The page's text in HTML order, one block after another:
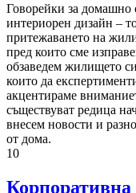
Говорейки за домашно
интериорен дизайн –
притежаването на
пред които сме
обзаведем жилището
които да
акцентираме
съществуват редица
внесем новости и
от дома.
10